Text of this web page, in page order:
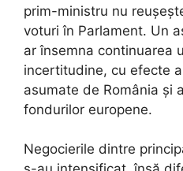
prim-ministru nu
voturi în Parlament. Un
ar însemna continuarea
incertitudine, cu efecte
asumate de România și
fondurilor europene.
Negocierile dintre